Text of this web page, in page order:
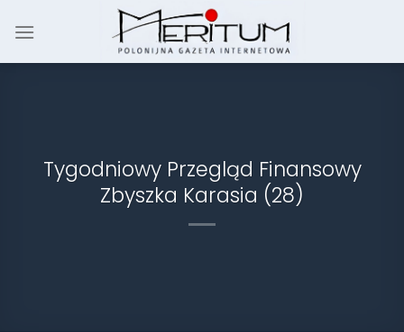
Tygodniowy Przegląd Finansowy
Zbyszka Karasia (28)